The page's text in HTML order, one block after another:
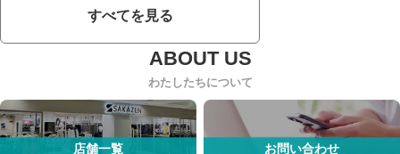
すべてを見る
わたしたちについて
店舗一覧 お問い合わせ